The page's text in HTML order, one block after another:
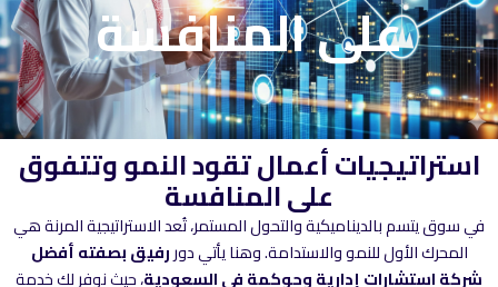
على المنافسة
استراتيجيات أعمال تقود النمو وتتفوق
على المنافسة
في سوق يتسم بالديناميكية والتحول المستمر، تُعد الاستراتيجية المرنة هي
المحرك الأول للنمو والاستدامة. وهنا يأتي دوررفيق بصفته أفضل
شركة استشارات إدارية وحوكمة في السعودية، حيث نوفر لك خدمة